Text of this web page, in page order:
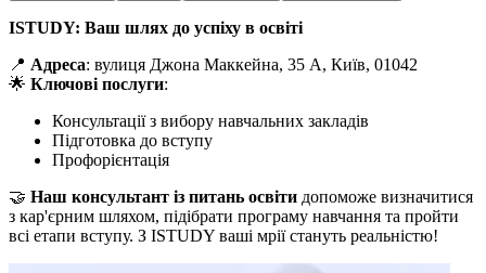
ISTUDY: Ваш шлях до успіху в освіті
📍 Адреса: вулиця Джона Маккейна, 35 А, Київ, 01042
🌟 Ключові послуги:
Консультації з вибору навчальних закладів
Підготовка до вступу
Профорієнтація
🤝 Наш консультант із питань освіти допоможе визначитися
з кар'єрним шляхом, підібрати програму навчання та пройти
всі етапи вступу. З ISTUDY ваші мрії стануть реальністю!